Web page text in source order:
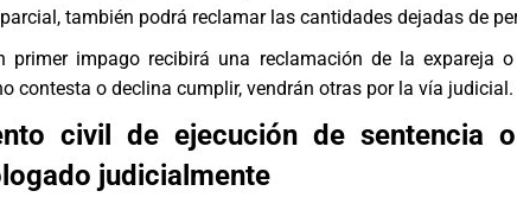
también podrá reclamar las cantidades dejadas de
primer impago recibirá una reclamación de la expareja
contesta o declina cumplir, vendrán otras por la vía judicial.
civil de ejecución de sentencia
judicialmente